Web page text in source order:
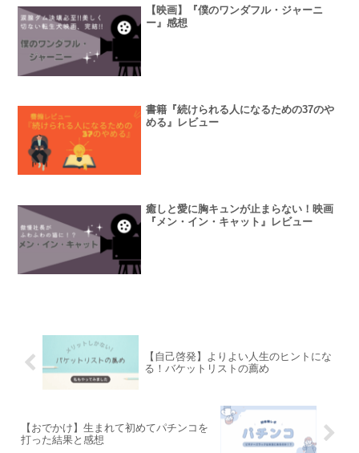
【映画】『僕のワンダフル・ジャーニ
ー』感想
書籍『続けられる人になるための37のや
める』レビュー
癒しと愛に胸キュンが止まらない！映画
『メン・イン・キャット』レビュー
【自己啓発】よりよい人生のヒントにな
る！バケットリストの薦め
【おでかけ】生まれて初めてパチンコを
打った結果と感想